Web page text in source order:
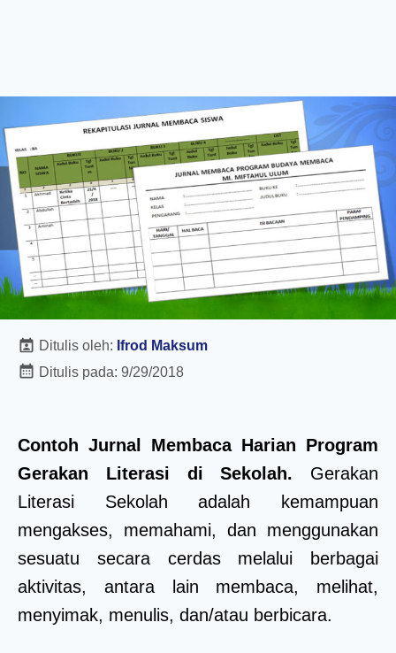
Ditulis oleh: Ifrod Maksum
Ditulis pada: 9/29/2018
Contoh Jurnal Membaca Harian Program
Gerakan Literasi di Sekolah. Gerakan
Literasi Sekolah adalah kemampuan
mengakses, memahami, dan menggunakan
sesuatu secara cerdas melalui berbagai
aktivitas, antara lain membaca, melihat,
menyimak, menulis, dan/atau berbicara.